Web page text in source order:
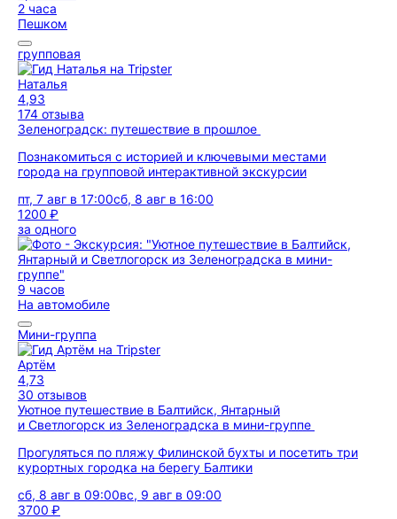
2 часа
Пешком
групповая
Наталья
4,93
174 отзыва
Зеленоградск: путешествие в прошлое
Познакомиться с историей и ключевыми местами
города на групповой интерактивной экскурсии
пт, 7 авг в 17:00сб, 8 авг в 16:00
1200 ₽
за одного
9 часов
На автомобиле
Мини-группа
Артём
4,73
30 отзывов
Уютное путешествие в Балтийск, Янтарный
и Светлогорск из Зеленоградска в мини-группе
Прогуляться по пляжу Филинской бухты и посетить три
курортных городка на берегу Балтики
сб, 8 авг в 09:00вс, 9 авг в 09:00
3700 ₽